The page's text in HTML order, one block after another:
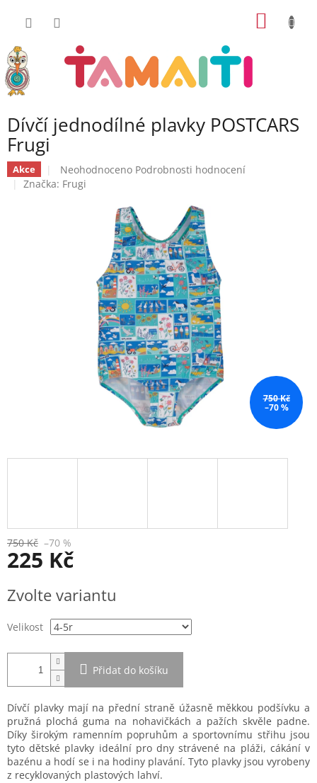
Dívčí jednodílné plavky POSTCARS
Frugi
Akce
Průměrné
hodnocení
hvězdiček.
Neohodnoceno Podrobnosti hodnocení
Značka: Frugi
750 Kč
–70 %
750 Kč –70 %
225 Kč
cena:
Zvolte variantu
Velikost
Přidat do košíku
Dívčí plavky mají na přední straně úžasně měkkou podšívku a
pružná plochá guma na nohavičkách a pažích skvěle padne.
Díky širokým ramenním popruhům a sportovnímu střihu jsou
tyto dětské plavky ideální pro dny strávené na pláži, cákání v
bazénu a hodí se i na hodiny plavání. Tyto plavky jsou vyrobeny
z recyklovaných plastových lahví.